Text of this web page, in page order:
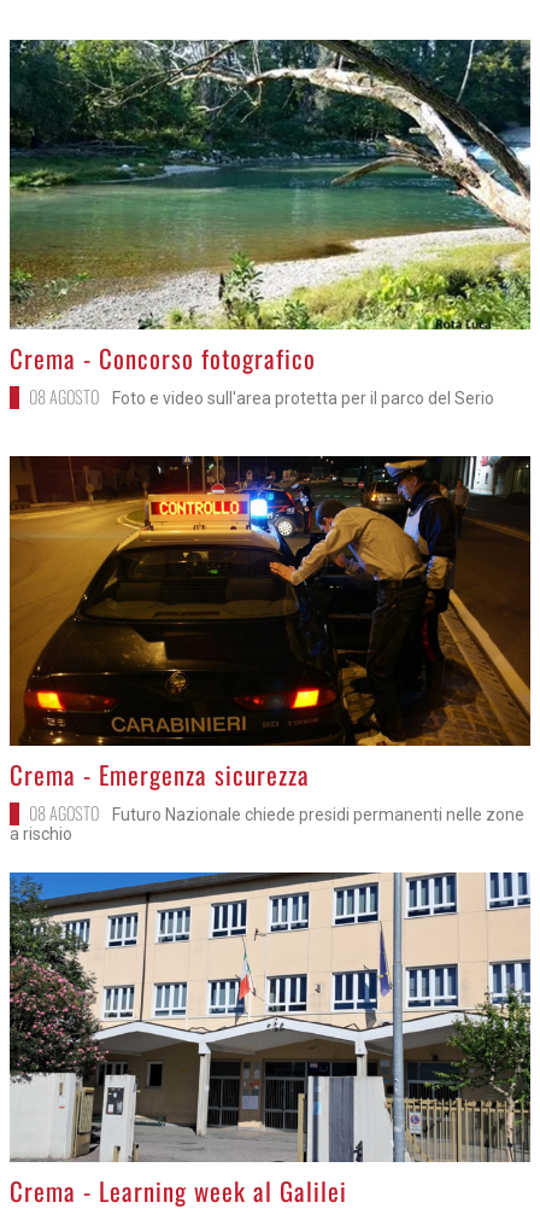
>
Crema - Concorso fotografico
08 AGOSTO Foto e video sull'area protetta per il parco del Serio
>
Crema - Emergenza sicurezza
08 AGOSTO
Futuro Nazionale chiede presidi permanenti nelle zone
a rischio
>
Crema - Learning week al Galilei